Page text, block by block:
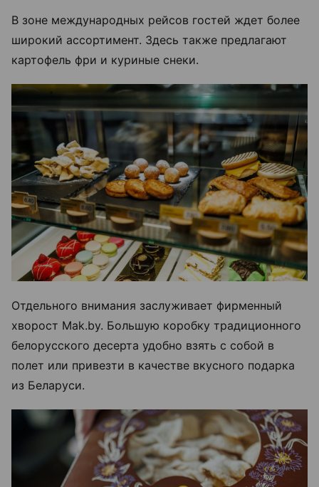
В зоне международных рейсов гостей ждет более
широкий ассортимент. Здесь также предлагают
картофель фри и куриные снеки.
Отдельного внимания заслуживает фирменный
хворост Mak.by. Большую коробку традиционного
белорусского десерта удобно взять с собой в
полет или привезти в качестве вкусного подарка
из Беларуси.